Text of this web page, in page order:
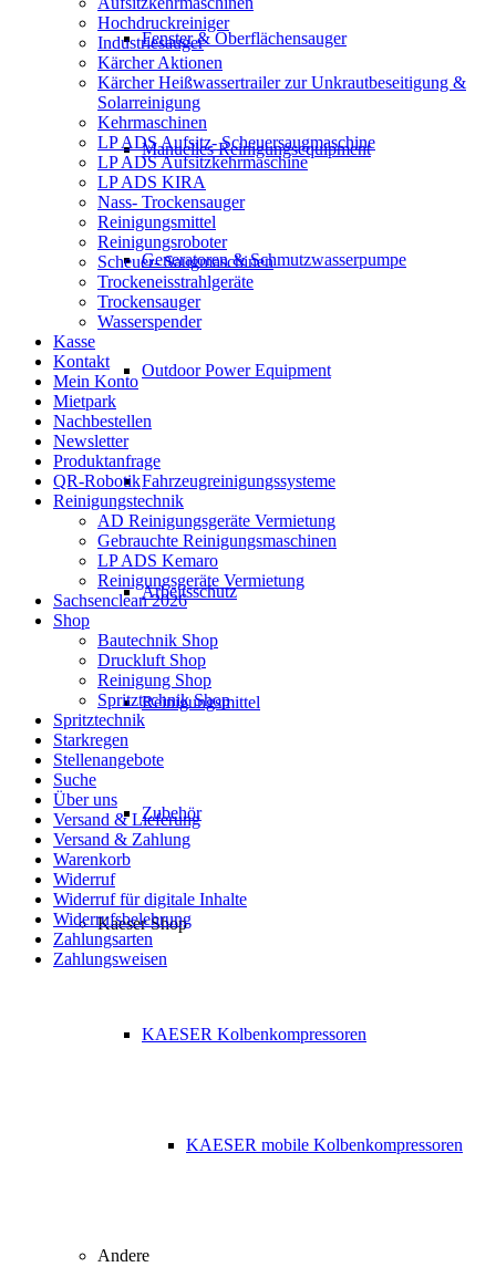
Fenster & Oberflächensauger
Manuelles Reinigungsequipment
Generatoren & Schmutzwasserpumpe
Outdoor Power Equipment
Fahrzeugreinigungssysteme
Arbeitsschutz
Reinigungsmittel
Zubehör
Kaeser Shop
KAESER Kolbenkompressoren
KAESER mobile Kolbenkompressoren
Andere
Hochdruckreiniger
Industriesauger
Kärcher Aktionen
Kärcher Heißwassertrailer zur Unkrautbeseitigung &
Solarreinigung
Kehrmaschinen
LP ADS Aufsitz- Scheuersaugmaschine
LP ADS Aufsitzkehrmaschine
LP ADS KIRA
Nass- Trockensauger
Reinigungsmittel
Reinigungsroboter
Scheuer- Saugmaschinen
Trockeneisstrahlgeräte
Trockensauger
Wasserspender
Kasse
Kontakt
Mein Konto
Mietpark
Nachbestellen
Newsletter
Produktanfrage
QR-Robotik
Reinigungstechnik
AD Reinigungsgeräte Vermietung
Gebrauchte Reinigungsmaschinen
LP ADS Kemaro
Reinigungsgeräte Vermietung
Sachsenclean 2026
Shop
Bautechnik Shop
Druckluft Shop
Reinigung Shop
Spritztechnik Shop
Spritztechnik
Starkregen
Stellenangebote
Suche
Über uns
Versand & Lieferung
Versand & Zahlung
Warenkorb
Widerruf
Widerruf für digitale Inhalte
Widerrufsbelehrung
Zahlungsarten
Zahlungsweisen